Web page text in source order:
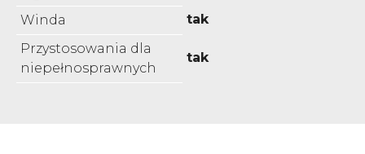
Winda
tak
Przystosowania dla
niepełnosprawnych
tak